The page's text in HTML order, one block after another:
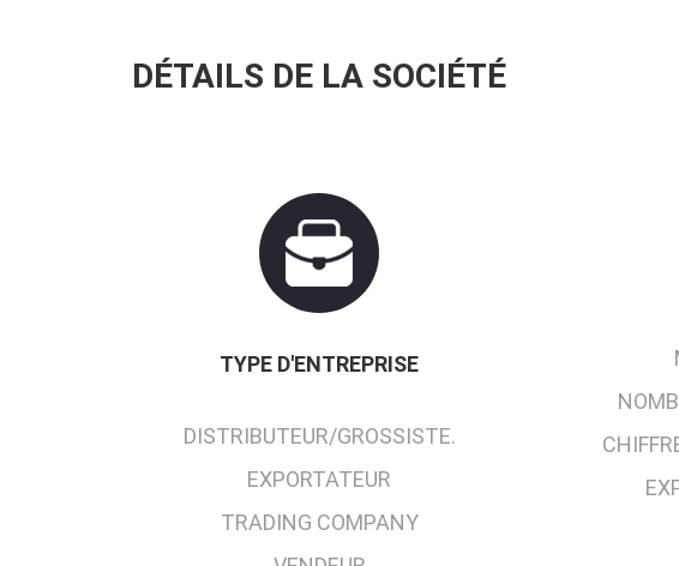
DÉTAILS DE LA SOCIÉTÉ
TYPE D'ENTREPRISE
DISTRIBUTEUR/GROSSISTE.
EXPORTATEUR
TRADING COMPANY